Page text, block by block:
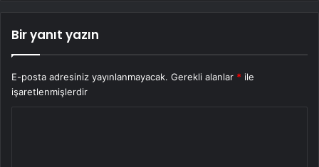
Bir yanıt yazın
E-posta adresiniz yayınlanmayacak. Gerekli alanlar * ile
işaretlenmişlerdir